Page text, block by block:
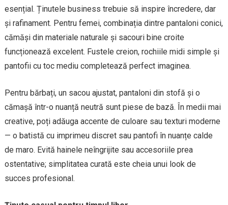
esențial. Ținutele business trebuie să inspire încredere, dar
și rafinament. Pentru femei, combinația dintre pantaloni conici,
cămăși din materiale naturale și sacouri bine croite
funcționează excelent. Fustele creion, rochiile midi simple și
pantofii cu toc mediu completează perfect imaginea.
Pentru bărbați, un sacou ajustat, pantaloni din stofă și o
cămașă într-o nuanță neutră sunt piese de bază. În medii mai
creative, poți adăuga accente de culoare sau texturi moderne
— o batistă cu imprimeu discret sau pantofi în nuanțe calde
de maro. Evită hainele neîngrijite sau accesoriile prea
ostentative; simplitatea curată este cheia unui look de
succes profesional.